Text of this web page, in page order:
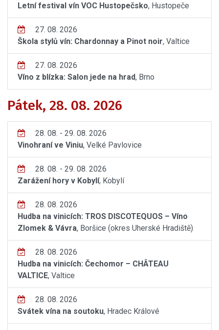
Letní festival vín VOC Hustopečsko, Hustopeče
27. 08. 2026
Škola stylů vín: Chardonnay a Pinot noir, Valtice
27. 08. 2026
Víno z blízka: Salon jede na hrad, Brno
Pátek, 28. 08. 2026
28. 08. - 29. 08. 2026
Vinohraní ve Viniu, Velké Pavlovice
28. 08. - 29. 08. 2026
Zarážení hory v Kobylí, Kobylí
28. 08. 2026
Hudba na vinicích: TROS DISCOTEQUOS – Víno
Zlomek & Vávra, Boršice (okres Uherské Hradiště)
28. 08. 2026
Hudba na vinicích: Čechomor – CHÂTEAU
VALTICE, Valtice
28. 08. 2026
Svátek vína na soutoku, Hradec Králové